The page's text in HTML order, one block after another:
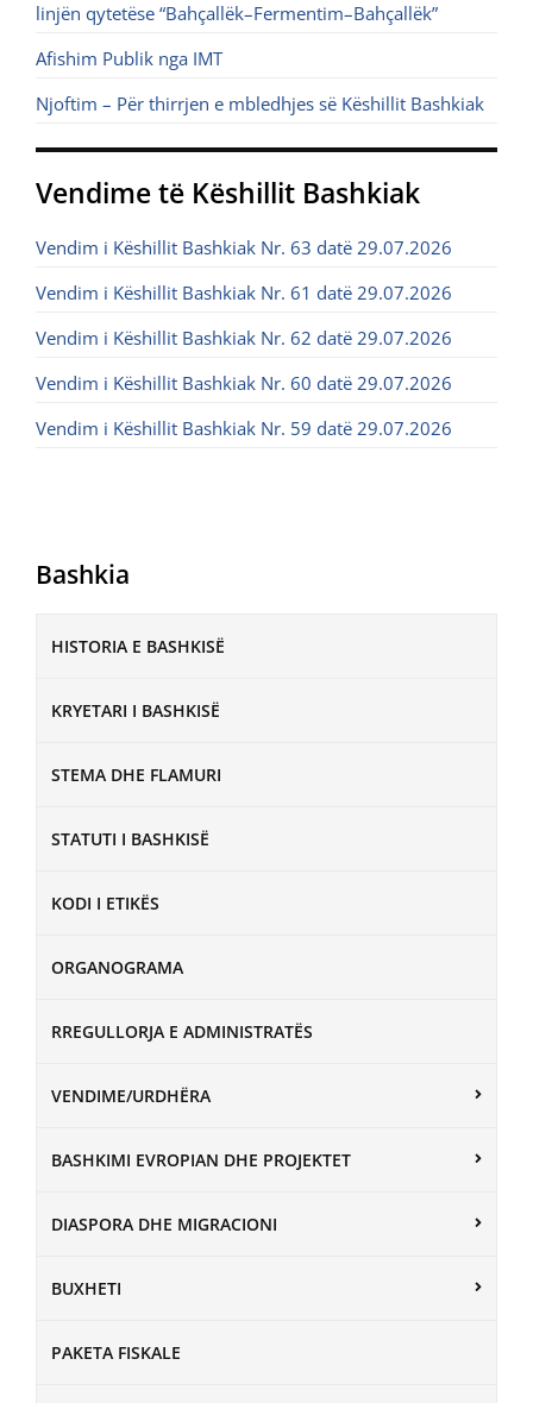
Bashkia
HISTORIA E BASHKISË
KRYETARI I BASHKISË
STEMA DHE FLAMURI
STATUTI I BASHKISË
KODI I ETIKËS
ORGANOGRAMA
RREGULLORJA E ADMINISTRATËS
VENDIME/URDHËRA
BASHKIMI EVROPIAN DHE PROJEKTET
DIASPORA DHE MIGRACIONI
BUXHETI
PAKETA FISKALE
linjën qytetëse “Bahçallëk–Fermentim–Bahçallëk”
Afishim Publik nga IMT
Njoftim – Për thirrjen e mbledhjes së Këshillit Bashkiak
Vendime të Këshillit Bashkiak
Vendim i Këshillit Bashkiak Nr. 63 datë 29.07.2026
Vendim i Këshillit Bashkiak Nr. 61 datë 29.07.2026
Vendim i Këshillit Bashkiak Nr. 62 datë 29.07.2026
Vendim i Këshillit Bashkiak Nr. 60 datë 29.07.2026
Vendim i Këshillit Bashkiak Nr. 59 datë 29.07.2026